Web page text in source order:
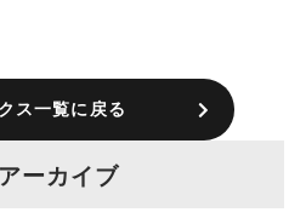
ス一覧に戻る
ーカイブ